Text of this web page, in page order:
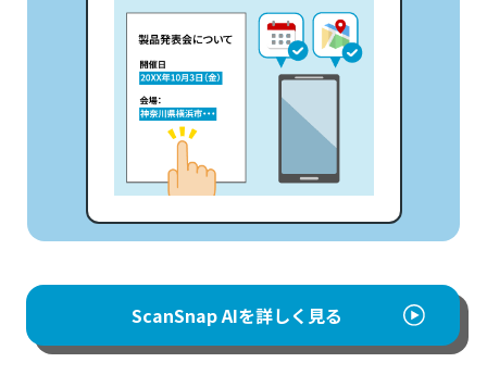
ScanSnap AIを詳しく見る